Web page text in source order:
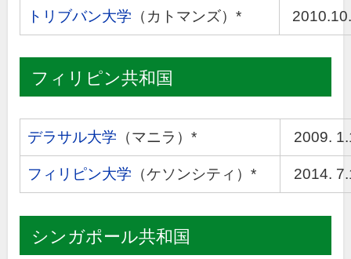
トリブバン大学 （カトマンズ）*
フィリピン共和国
デラサル大学 （マニラ）* 2009.
フィリピン大学 （ケソンシティ）* 2014.
シンガポール共和国